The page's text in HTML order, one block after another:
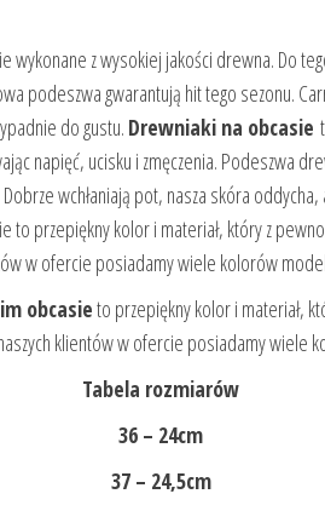
wykonane z wysokiej jakości drewna. Do
podeszwa gwarantują hit tego sezonu.
do gustu. Drewniaki na obcasie
napięć, ucisku i zmęczenia. Podeszwa
Dobrze wchłaniają pot, nasza skóra
to przepiękny kolor i materiał, który z
w ofercie posiadamy wiele kolorów
obcasieto przepiękny kolor i materiał,
klientów w ofercie posiadamy wiele
Tabela rozmiarów
36 – 24cm
37 – 24,5cm